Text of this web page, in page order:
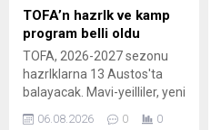
TOFA’n hazrlk ve kamp
program belli oldu
TOFA, 2026-2027 sezonu
hazrlklarna 13 Austos'ta
balayacak. Mavi-yeilliler, yeni
06.08.2026 0 0